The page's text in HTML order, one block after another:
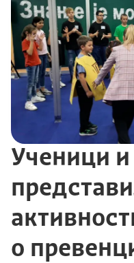
Ученици
о